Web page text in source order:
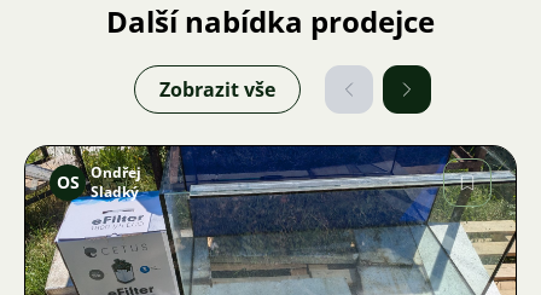
Další nabídka prodejce
Zobrazit vše
Obrázek
OS Ondřej
Sladký